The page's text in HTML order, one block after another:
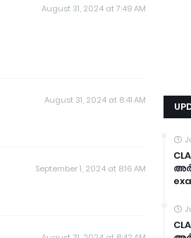
August 31, 2024 at 7:49 AM
August 31, 2024 at 8:41 AM
September 1, 2024 at 8:16 AM